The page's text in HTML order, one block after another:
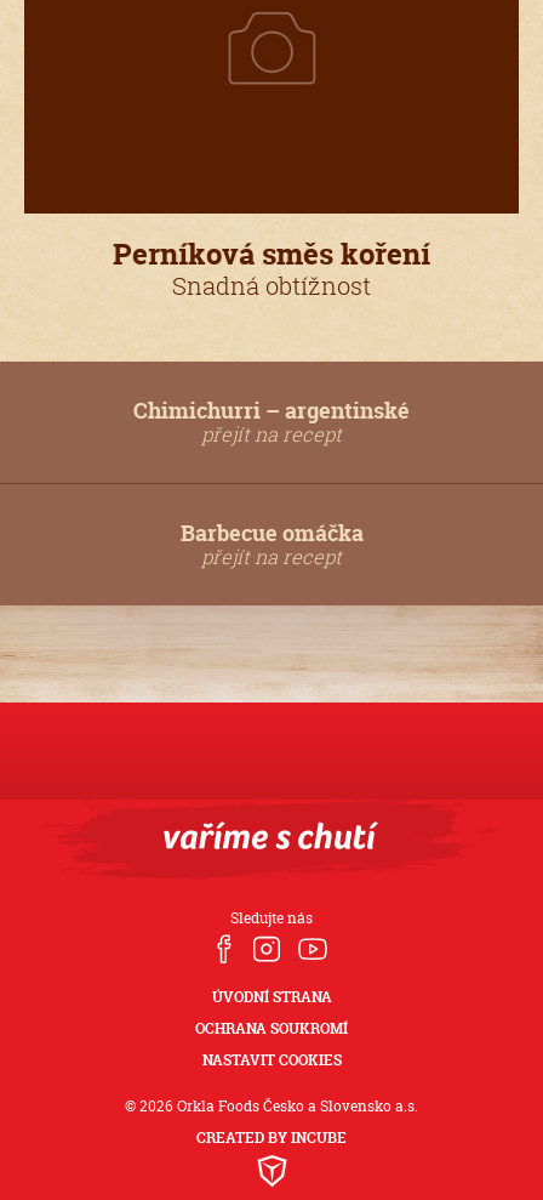
Perníková směs koření
Snadná obtížnost
Chimichurri – argentinské
přejít na recept
Barbecue omáčka
přejít na recept
Sledujte nás
ÚVODNÍ STRANA
OCHRANA SOUKROMÍ
NASTAVIT COOKIES
© 2026 Orkla Foods Česko a Slovensko a.s.
CREATED BY INCUBE